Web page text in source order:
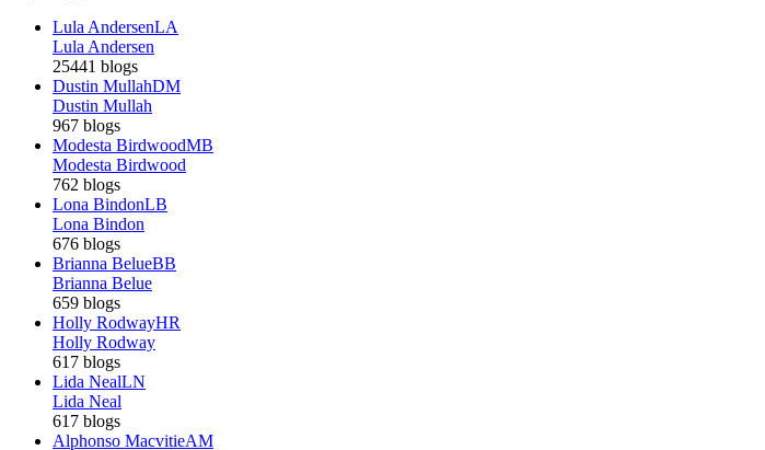
Lula AndersenLA
Lula Andersen
25441 blogs
Dustin MullahDM
Dustin Mullah
967 blogs
Modesta BirdwoodMB
Modesta Birdwood
762 blogs
Lona BindonLB
Lona Bindon
676 blogs
Brianna BelueBB
Brianna Belue
659 blogs
Holly RodwayHR
Holly Rodway
617 blogs
Lida NealLN
Lida Neal
617 blogs
Alphonso MacvitieAM